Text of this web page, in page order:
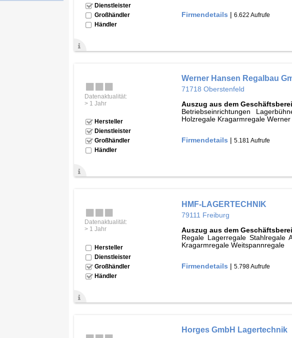
Dienstleister
Großhändler
Händler
Firmendetails |6.622 Aufrufe
Datenaktualität:
> 1 Jahr
Hersteller
Dienstleister
Großhändler
Händler
Werner Hansen Regalbau
71718 Oberstenfeld
Auszug aus dem
Betriebseinrichtungen
Holzregale Kragarmregale
Firmendetails |5.181 Aufrufe
Datenaktualität:
> 1 Jahr
Hersteller
Dienstleister
Großhändler
Händler
HMF-LAGERTECHNIK
79111 Freiburg
Auszug aus dem
Regale Lagerregale Stahlregale
Kragarmregale Weitspannregale
Firmendetails |5.798 Aufrufe
Horges GmbH Lagertechnik